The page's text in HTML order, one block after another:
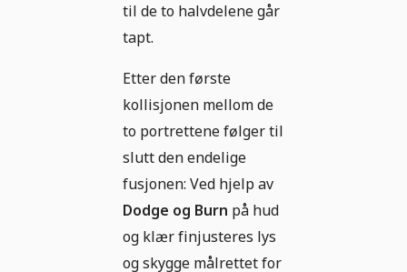
til de to halvdelene går
tapt.
Etter den første
kollisjonen mellom de
to portrettene følger til
slutt den endelige
fusjonen: Ved hjelp av
Dodge og Burn på hud
og klær finjusteres lys
og skygge målrettet for